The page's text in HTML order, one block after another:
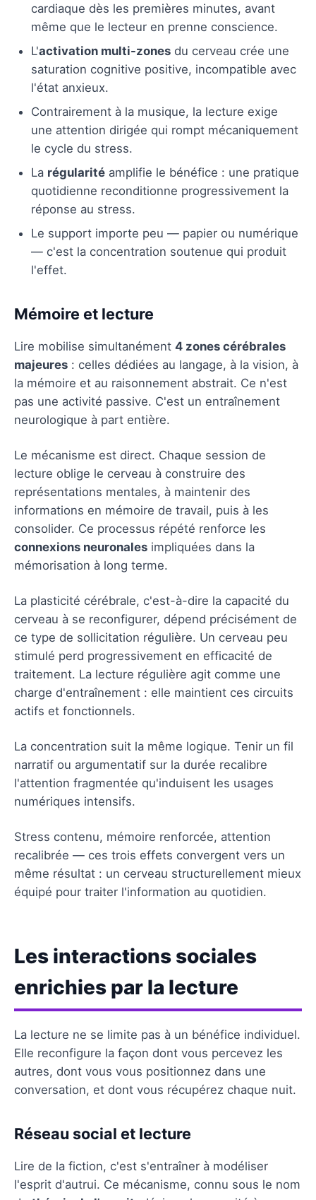
cardiaque dès les premières minutes, avant
même que le lecteur en prenne conscience.
L'activation multi-zones du cerveau crée une
saturation cognitive positive, incompatible avec
l'état anxieux.
Contrairement à la musique, la lecture exige
une attention dirigée qui rompt mécaniquement
le cycle du stress.
La régularité amplifie le bénéfice : une pratique
quotidienne reconditionne progressivement la
réponse au stress.
Le support importe peu — papier ou numérique
— c'est la concentration soutenue qui produit
l'effet.
Mémoire et lecture
Lire mobilise simultanément 4 zones cérébrales
majeures : celles dédiées au langage, à la vision, à
la mémoire et au raisonnement abstrait. Ce n'est
pas une activité passive. C'est un entraînement
neurologique à part entière.
Le mécanisme est direct. Chaque session de
lecture oblige le cerveau à construire des
représentations mentales, à maintenir des
informations en mémoire de travail, puis à les
consolider. Ce processus répété renforce les
connexions neuronales impliquées dans la
mémorisation à long terme.
La plasticité cérébrale, c'est-à-dire la capacité du
cerveau à se reconfigurer, dépend précisément de
ce type de sollicitation régulière. Un cerveau peu
stimulé perd progressivement en efficacité de
traitement. La lecture régulière agit comme une
charge d'entraînement : elle maintient ces circuits
actifs et fonctionnels.
La concentration suit la même logique. Tenir un fil
narratif ou argumentatif sur la durée recalibre
l'attention fragmentée qu'induisent les usages
numériques intensifs.
Stress contenu, mémoire renforcée, attention
recalibrée — ces trois effets convergent vers un
même résultat : un cerveau structurellement mieux
équipé pour traiter l'information au quotidien.
Les interactions sociales
enrichies par la lecture
La lecture ne se limite pas à un bénéfice individuel.
Elle reconfigure la façon dont vous percevez les
autres, dont vous vous positionnez dans une
conversation, et dont vous récupérez chaque nuit.
Réseau social et lecture
Lire de la fiction, c'est s'entraîner à modéliser
l'esprit d'autrui. Ce mécanisme, connu sous le nom